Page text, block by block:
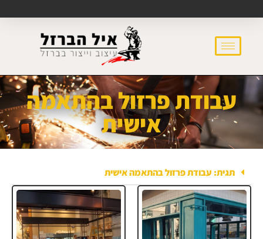
עבודת פרזול בהתאמה
אישית
תגית: עבודת פרזול בהתאמה אישית